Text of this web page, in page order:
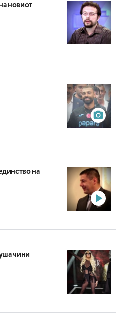
новиот
на
чини